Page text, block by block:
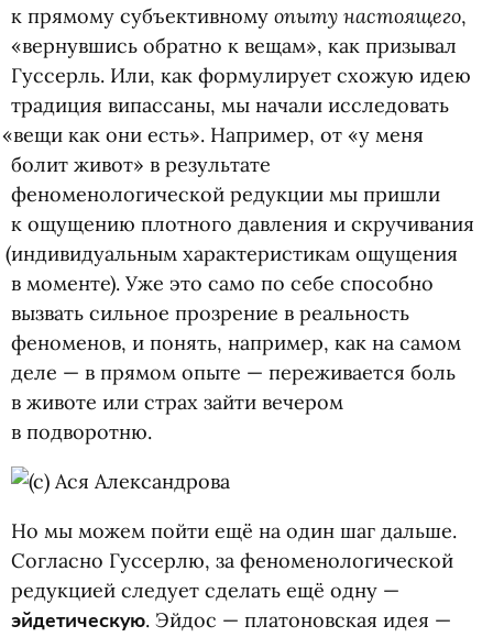
к прямому субъективному опыту настоящего,
«вернувшись обратно к вещам», как призывал
Гуссерль. Или, как формулирует схожую идею
традиция випассаны, мы начали исследовать
«вещи как они есть». Например, от «у меня
болит живот» в результате
феноменологической редукции мы пришли
к ощущению плотного давления и скручивания
(индивидуальным характеристикам ощущения
в моменте). Уже это само по себе способно
вызвать сильное прозрение в реальность
феноменов, и понять, например, как на самом
деле — в прямом опыте — переживается боль
в животе или страх зайти вечером
в подворотню.
Но мы можем пойти ещё на один шаг дальше.
Согласно Гуссерлю, за феноменологической
редукцией следует сделать ещё одну —
эйдетическую. Эйдос — платоновская идея —